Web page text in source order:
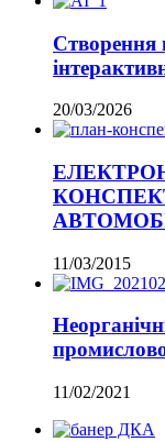
Створення
20/03/2026
11/03/2015
11/02/2021